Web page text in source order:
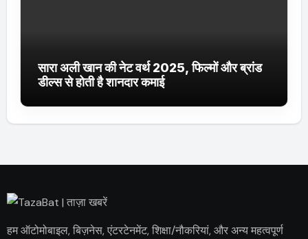
सारा अली खान की नेट वर्थ 2025, फिल्मों और ब्रांड
डील्स से होती है शानदार कमाई
हम ऑटोमोबाइल, बिज़नेस, एंटरटेनमेंट, शिक्षा/नौकरियां, और अन्य महत्वपूर्ण